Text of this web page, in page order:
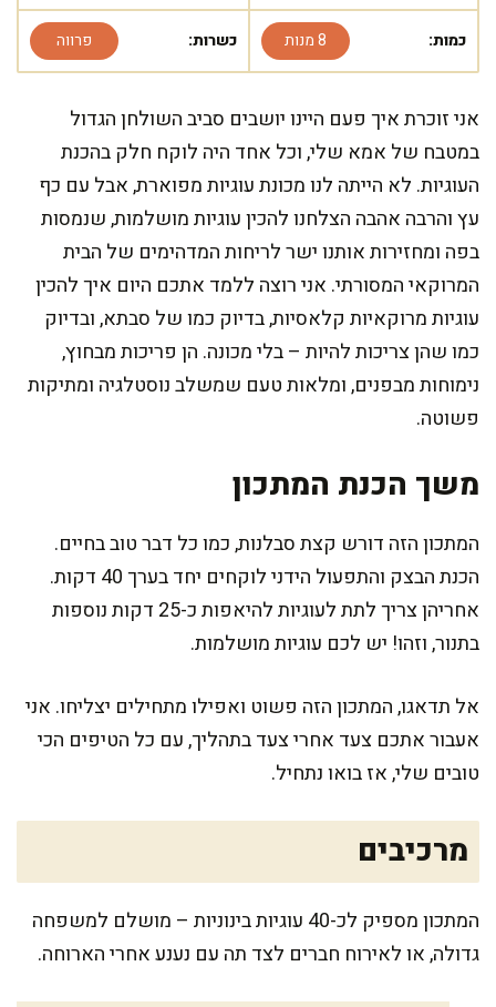
כמות: 8 מנות כשרות: פרווה
אני זוכרת איך פעם היינו יושבים סביב השולחן הגדול
במטבח של אמא שלי, וכל אחד היה לוקח חלק בהכנת
העוגיות. לא הייתה לנו מכונת עוגיות מפוארת, אבל עם כף
עץ והרבה אהבה הצלחנו להכין עוגיות מושלמות, שנמסות
בפה ומחזירות אותנו ישר לריחות המדהימים של הבית
המרוקאי המסורתי. אני רוצה ללמד אתכם היום איך להכין
עוגיות מרוקאיות קלאסיות, בדיוק כמו של סבתא, ובדיוק
כמו שהן צריכות להיות – בלי מכונה. הן פריכות מבחוץ,
נימוחות מבפנים, ומלאות טעם שמשלב נוסטלגיה ומתיקות
פשוטה.
משך הכנת המתכון
המתכון הזה דורש קצת סבלנות, כמו כל דבר טוב בחיים.
הכנת הבצק והתפעול הידני לוקחים יחד בערך 40 דקות.
אחריהן צריך לתת לעוגיות להיאפות כ-25 דקות נוספות
בתנור, וזהו! יש לכם עוגיות מושלמות.
אל תדאגו, המתכון הזה פשוט ואפילו מתחילים יצליחו. אני
אעבור אתכם צעד אחרי צעד בתהליך, עם כל הטיפים הכי
טובים שלי, אז בואו נתחיל.
מרכיבים
המתכון מספיק לכ-40 עוגיות בינוניות – מושלם למשפחה
גדולה, או לאירוח חברים לצד תה עם נענע אחרי הארוחה.